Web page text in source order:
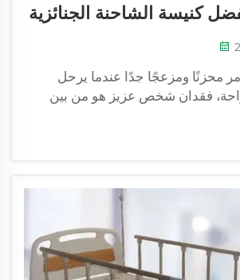
كنيسة الشاحنة الجنائزية
محزنًا ومزعجًا جدًا عندما يرحل
فقدان شخص عزيز هو من بين
يمكن أن نمر بها في حياتنا. ومع ذلك،
سيود أن لا نثقل كاهلنا بالحزن.